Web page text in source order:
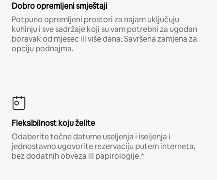
Dobro opremljeni smještaji
Potpuno opremljeni prostori za najam uključuju
kuhinju i sve sadržaje koji su vam potrebni za ugodan
boravak od mjesec ili više dana. Savršena zamjena za
opciju podnajma.
Fleksibilnost koju želite
Odaberite točne datume useljenja i iseljenja i
jednostavno ugovorite rezervaciju putem interneta,
bez dodatnih obveza ili papirologije.*